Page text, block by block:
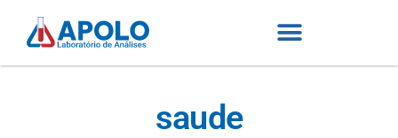
saude